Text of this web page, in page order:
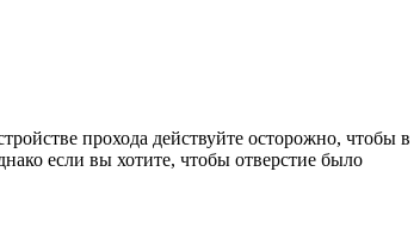
прохода действуйте осторожно, чтобы в
если вы хотите, чтобы отверстие было